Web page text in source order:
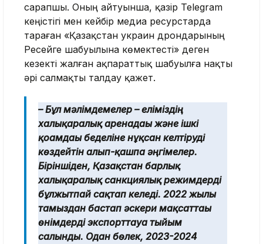
сарапшы. Оның айтуынша, қазір Telegram
кеңістігі мен кейбір медиа ресурстарда
тараған «Қазақстан украин дрондарының
Ресейге шабуылына көмектесті» деген
кезекті жалған ақпараттық шабуылға нақты
әрі салмақты талдау қажет.
– Бұл мәлімдемелер – еліміздің
халықаралық аренадағы және ішкі
қоғамдағы беделіне нұқсан келтіруді
көздейтін алып-қашпа әңгімелер.
Біріншіден, Қазақстан барлық
халықаралық санкциялық режимдерді
бұлжытпай сақтап келеді. 2022 жылғы
тамыздан бастап әскери мақсаттағы
өнімдерді экспорттауға тыйым
салынды. Одан бөлек, 2023-2024